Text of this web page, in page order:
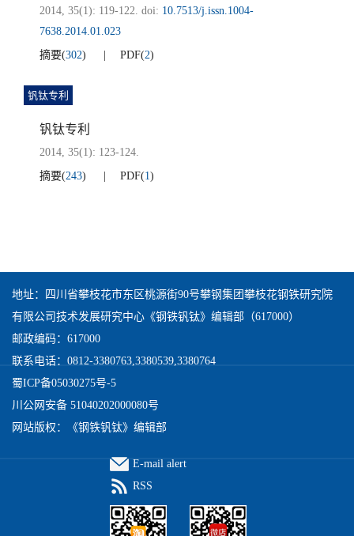
2014, 35(1): 119-122. doi: 10.7513/j.issn.1004-
7638.2014.01.023
摘要(302) PDF(2)
钒钛专利
钒钛专利
2014, 35(1): 123-124.
摘要(243) PDF(1)
地址：四川省攀枝花市东区桃源街90号攀钢集团攀枝花钢铁研究院
有限公司技术发展研究中心《钢铁钒钛》编辑部（617000）
邮政编码：617000
联系电话：0812-3380763,3380539,3380764
蜀ICP备05030275号-5
川公网安备 51040202000080号
网站版权：《钢铁钒钛》编辑部
E-mail alert
RSS